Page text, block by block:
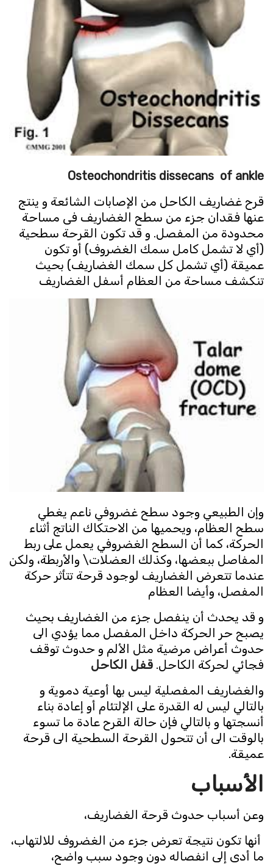
Osteochondritis dissecans of ankle
قرح غضاريف الكاحل من الإصابات الشائعة و ينتج
عنها فقدان جزء من سطح الغضاريف فى مساحة
محدودة من المفصل. و قد تكون القرحة سطحية
(أي لا تشمل كامل سمك الغضروف) أو تكون
عميقة (أي تشمل كل سمك الغضاريف) بحيث
تنكشف مساحة من العظام أسفل الغضاريف
وإن الطبيعي وجود سطح غضروفي ناعم يغطي
سطح العظام، ويحميها من الاحتكاك الناتج أثناء
الحركة، كما أن السطح الغضروفي يعمل على ربط
المفاصل ببعضها، وكذلك العضلات\ والأربطة، ولكن
عندما تتعرض الغضاريف لوجود قرحة تتأثر حركة
المفصل، وأيضا العظام
و قد يحدث أن ينفصل جزء من الغضاريف بحيث
يصبح حر الحركة داخل المفصل مما يؤدي الى
حدوث أعراض مرضية مثل الألم و حدوث توقف
فجائي لحركة الكاحل. قفل الكاحل
والغضاريف المفصلية ليس بها أوعية دموية و
بالتالي ليس له القدرة على الإلتئام أو إعادة بناء
أنسجتها و بالتالي فإن حالة القرح عادة ما تسوء
بالوقت الى أن تتحول القرحة السطحية الى قرحة
عميقة.
الأسباب
وعن أسباب حدوث قرحة الغضاريف،
أنها تكون نتيجة تعرض جزء من الغضروف للالتهاب،
ما أدى إلى انفصاله دون وجود سبب واضح،